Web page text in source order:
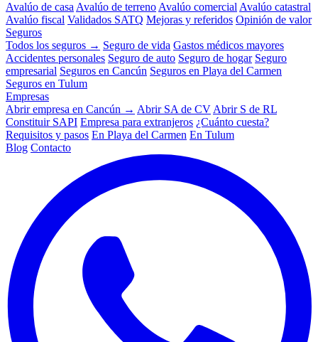
Avalúo de casa Avalúo de terreno Avalúo comercial Avalúo catastral
Avalúo fiscal Validados SATQ Mejoras y referidos Opinión de valor
Seguros
Todos los seguros → Seguro de vida Gastos médicos mayores
Accidentes personales Seguro de auto Seguro de hogar Seguro
empresarial Seguros en Cancún Seguros en Playa del Carmen
Seguros en Tulum
Empresas
Abrir empresa en Cancún → Abrir SA de CV Abrir S de RL
Constituir SAPI Empresa para extranjeros ¿Cuánto cuesta?
Requisitos y pasos En Playa del Carmen En Tulum
Blog Contacto